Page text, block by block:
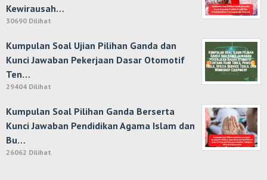
Kewirausah…
30690 Dilihat
Kumpulan Soal Ujian Pilihan Ganda dan
Kunci Jawaban Pekerjaan Dasar Otomotif
Ten…
29404 Dilihat
Kumpulan Soal Pilihan Ganda Berserta
Kunci Jawaban Pendidikan Agama Islam dan
Bu…
26062 Dilihat